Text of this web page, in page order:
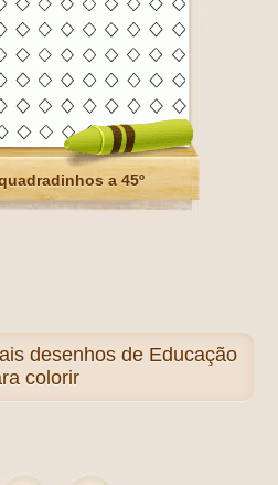
a 45º
desenhos de Educação
colorir